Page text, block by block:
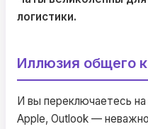
логистики.
Иллюзия общего
И вы переключаетесь
Apple, Outlook —